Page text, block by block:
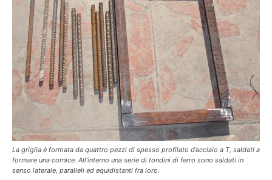
La griglia è formata da quattro pezzi di spesso profilato d’acciaio a T, saldati a
formare una cornice. All’interno una serie di tondini di ferro sono saldati in
senso laterale, paralleli ed equidistanti fra loro.